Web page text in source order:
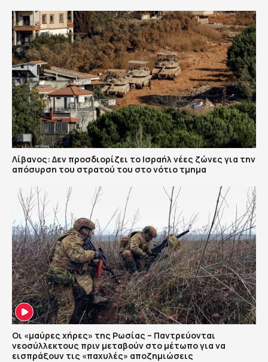
Λίβανος: Δεν προσδιορίζει το Ισραήλ νέες ζώνες για την
απόσυρση του στρατού του στο νότιο τμημα
Οι «μαύρες χήρες» της Ρωσίας – Παντρεύονται
νεοσύλλεκτους πριν μεταβούν στο μέτωπο για να
εισπράξουν τις «παχυλές» αποζημιώσεις